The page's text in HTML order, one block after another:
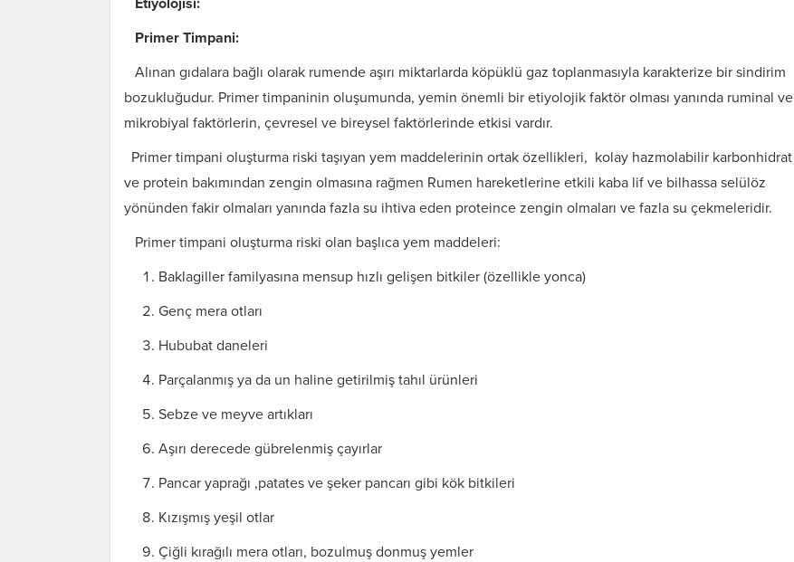
Primer Timpani:
Alınan gıdalara bağlı olarak rumende aşırı miktarlarda köpüklü gaz toplanmasıyla karakterize bir sindirim
bozukluğudur. Primer timpaninin oluşumunda, yemin önemli bir etiyolojik faktör olması yanında ruminal ve
mikrobiyal faktörlerin, çevresel ve bireysel faktörlerinde etkisi vardır.
Primer timpani oluşturma riski taşıyan yem maddelerinin ortak özellikleri, kolay hazmolabilir karbonhidrat
ve protein bakımından zengin olmasına rağmen Rumen hareketlerine etkili kaba lif ve bilhassa selülöz
yönünden fakir olmaları yanında fazla su ihtiva eden proteince zengin olmaları ve fazla su çekmeleridir.
Primer timpani oluşturma riski olan başlıca yem maddeleri:
Baklagiller familyasına mensup hızlı gelişen bitkiler (özellikle yonca)
Genç mera otları
Hububat daneleri
Parçalanmış ya da un haline getirilmiş tahıl ürünleri
Sebze ve meyve artıkları
Aşırı derecede gübrelenmiş çayırlar
Pancar yaprağı ,patates ve şeker pancarı gibi kök bitkileri
Kızışmış yeşil otlar
Çiğli kırağılı mera otları, bozulmuş donmuş yemler